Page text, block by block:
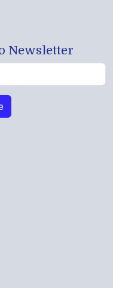
Newsletter